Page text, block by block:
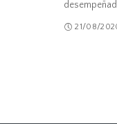
21/08/